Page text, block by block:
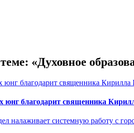
«Духовное
юнг благодарит священника
налаживает системную работу с